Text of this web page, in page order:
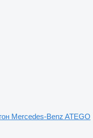
Mercedes-Benz ATEGO